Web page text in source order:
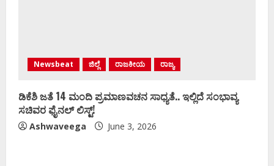
Newsbeat ಜಿಲ್ಲೆ ರಾಜಕೀಯ ರಾಜ್ಯ
ಡಿಕೆಶಿ ಜತೆ 14 ಮಂದಿ ಪ್ರಮಾಣವಚನ ಸಾಧ್ಯತೆ.. ಇಲ್ಲಿದೆ ಸಂಭಾವ್ಯ
ಸಚಿವರ ಫೈನಲ್ ಲಿಸ್ಟ್‌!
Ashwaveega June 3, 2026